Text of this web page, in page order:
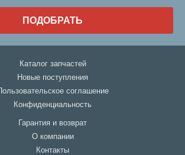
ПОДОБРАТЬ
Каталог запчастей
Новые поступления
Пользовательское соглашение
Конфиденциальность
Гарантия и возврат
О компании
Контакты